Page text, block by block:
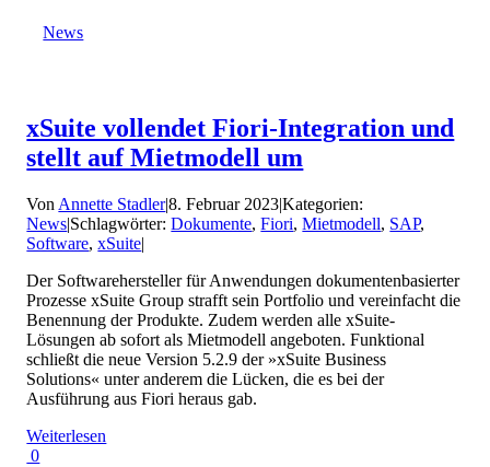
News
xSuite vollendet Fiori-Integration und
stellt auf Mietmodell um
Von Annette Stadler|8. Februar 2023|Kategorien:
News|Schlagwörter:Dokumente,Fiori,Mietmodell, SAP,
Software,xSuite|
Der Softwarehersteller für Anwendungen dokumentenbasierter
Prozesse xSuite Group strafft sein Portfolio und vereinfacht die
Benennung der Produkte. Zudem werden alle xSuite-
Lösungen ab sofort als Mietmodell angeboten. Funktional
schließt die neue Version 5.2.9 der »xSuite Business
Solutions« unter anderem die Lücken, die es bei der
Ausführung aus Fiori heraus gab.
Weiterlesen
0